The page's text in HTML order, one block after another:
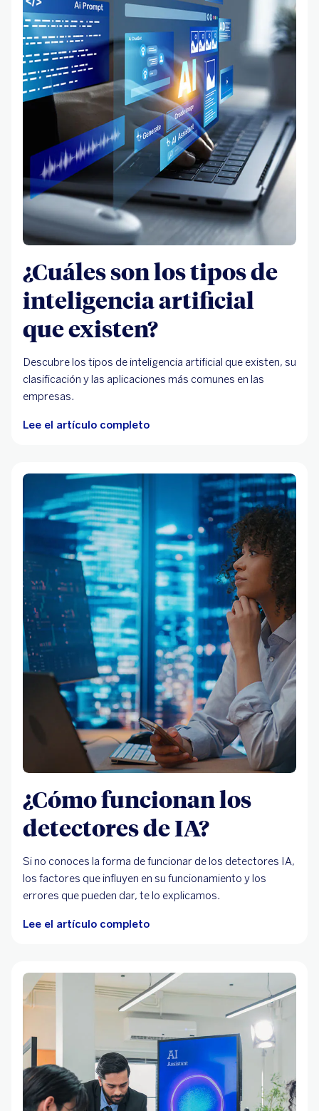
¿Cuáles son los tipos de
inteligencia artificial
que existen?
Descubre los tipos de inteligencia artificial que existen, su
clasificación y las aplicaciones más comunes en las
empresas.
Lee el artículo completo
¿Cómo funcionan los
detectores de IA?
Si no conoces la forma de funcionar de los detectores IA,
los factores que influyen en su funcionamiento y los
errores que pueden dar, te lo explicamos.
Lee el artículo completo